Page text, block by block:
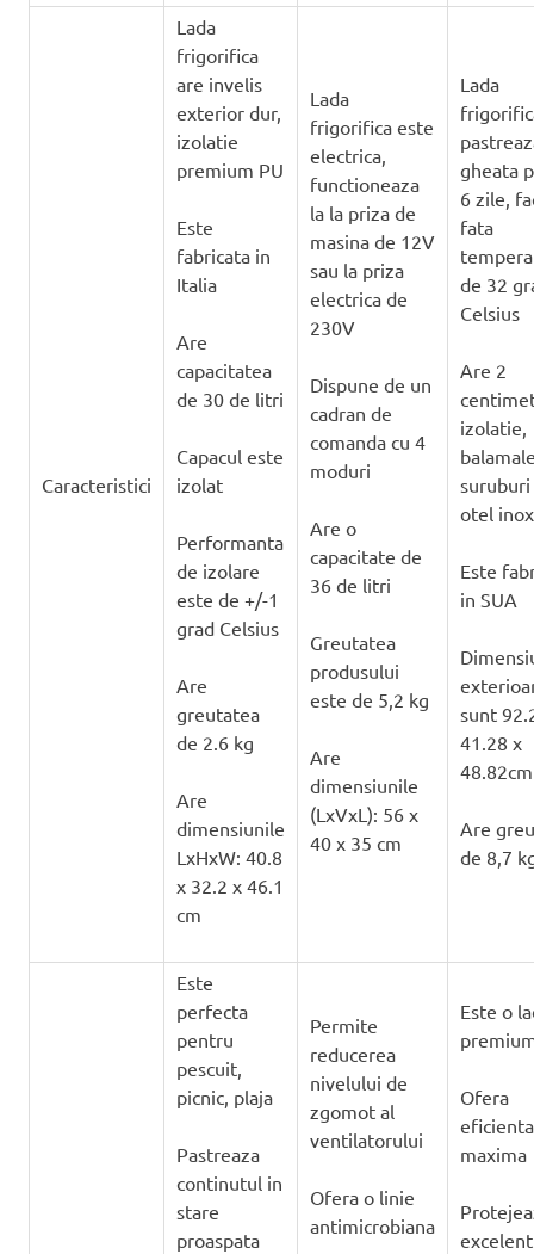
Caracteristici
Lada
frigorifica
are invelis
exterior dur,
izolatie
premium PU
Este
fabricata in
Italia
Are
capacitatea
de 30 de litri
Capacul este
izolat
Performanta
de izolare
este de +/-1
grad Celsius
Are
greutatea
de 2.6 kg
Are
dimensiunile
LxHxW: 40.8
x 32.2 x 46.1
cm
Lada
frigorifica este
electrica,
functioneaza
la la priza de
masina de 12V
sau la priza
electrica de
230V
Dispune de un
cadran de
comanda cu 4
moduri
Are o
capacitate de
36 de litri
Greutatea
produsului
este de 5,2 kg
Are
dimensiunile
(LxVxL): 56 x
40 x 35 cm
Lada
gheata
6 zile,
fata
de 32
Celsius
Are 2
izolatie,
otel
Este
in SUA
sunt
41.28 x
48.82cm
Are
de 8,7
Este
perfecta
pentru
pescuit,
picnic, plaja
Pastreaza
continutul in
stare
proaspata
Permite
reducerea
nivelului de
zgomot al
ventilatorului
Ofera o linie
antimicrobiana
Este o
Ofera
eficienta
maxima
excelent